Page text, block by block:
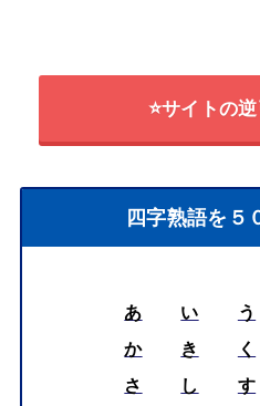
⭐サイトの
四字熟語を５
あ い う
か
き く
さ
し す